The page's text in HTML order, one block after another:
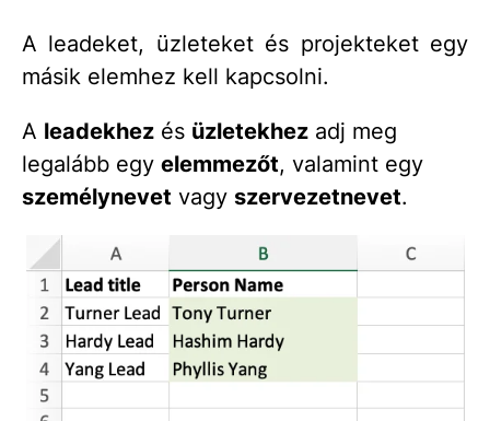
A leadeket, üzleteket és projekteket egy
másik elemhez kell kapcsolni.
A leadekhez és üzletekhez adj meg
legalább egy elemmezőt, valamint egy
személynevet vagy szervezetnevet.